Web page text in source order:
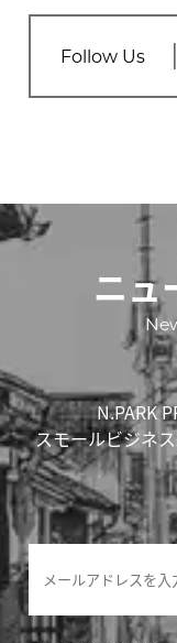
Follow Us
ニュ
N.PARK
スモールビジネ